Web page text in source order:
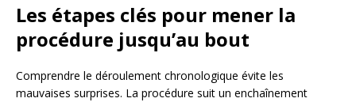
Les étapes clés pour mener la
procédure jusqu’au bout
Comprendre le déroulement chronologique évite les
mauvaises surprises. La procédure suit un enchaînement